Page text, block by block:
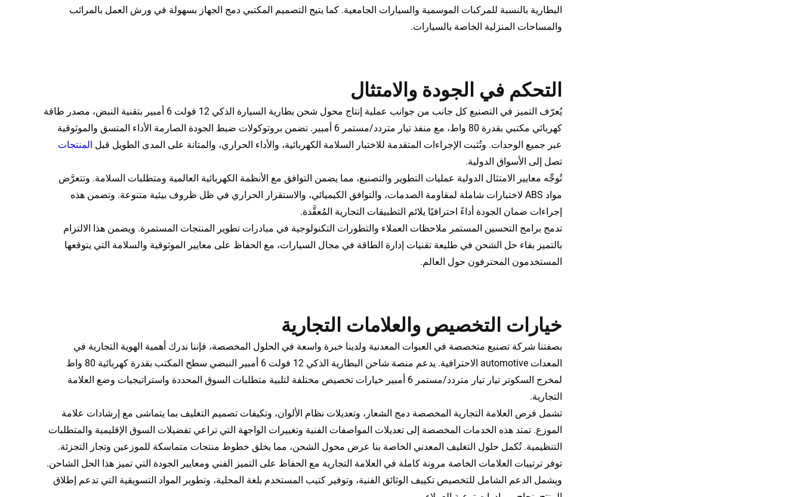
البطارية بالنسبة للمركبات الموسمية والسيارات الجامعية. كما يتيح التصميم المكتبي دمج الجهاز بسهولة في ورش العمل بالمرائب
والمساحات المنزلية الخاصة بالسيارات.
التحكم في الجودة والامتثال
يُعرّف التميز في التصنيع كل جانب من جوانب عملية إنتاج محول شحن بطارية السيارة الذكي 12 فولت 6 أمبير بتقنية النبض، مصدر طاقة
كهربائي مكتبي بقدرة 80 واط، مع منفذ تيار متردد/مستمر 6 أمبير. تضمن بروتوكولات ضبط الجودة الصارمة الأداء المتسق والموثوقية
عبر جميع الوحدات. وتُثبت الإجراءات المتقدمة للاختبار السلامة الكهربائية، والأداء الحراري، والمتانة على المدى الطويل قبل المنتجات
تصل إلى الأسواق الدولية.
تُوجِّه معايير الامتثال الدولية عمليات التطوير والتصنيع، مما يضمن التوافق مع الأنظمة الكهربائية العالمية ومتطلبات السلامة. وتتعرَّض
مواد ABS لاختبارات شاملة لمقاومة الصدمات، والتوافق الكيميائي، والاستقرار الحراري في ظل ظروف بيئية متنوعة. وتضمن هذه
إجراءات ضمان الجودة أداءً احترافيًا يلائم التطبيقات التجارية المُعقَّدة.
تدمج برامج التحسين المستمر ملاحظات العملاء والتطورات التكنولوجية في مبادرات تطوير المنتجات المستمرة. ويضمن هذا الالتزام
بالتميز بقاء حل الشحن في طليعة تقنيات إدارة الطاقة في مجال السيارات، مع الحفاظ على معايير الموثوقية والسلامة التي يتوقعها
المستخدمون المحترفون حول العالم.
خيارات التخصيص والعلامات التجارية
بصفتنا شركة تصنيع متخصصة في العبوات المعدنية ولدينا خبرة واسعة في الحلول المخصصة، فإننا ندرك أهمية الهوية التجارية في
المعدات automotive الاحترافية. يدعم منصة شاحن البطارية الذكي 12 فولت 6 أمبير النبضي سطح المكتب بقدرة كهربائية 80 واط
لمخرج السكوتر تيار تيار متردد/مستمر 6 أمبير خيارات تخصيص مختلفة لتلبية متطلبات السوق المحددة واستراتيجيات وضع العلامة
التجارية.
تشمل فرص العلامة التجارية المخصصة دمج الشعار، وتعديلات نظام الألوان، وتكيفات تصميم التغليف بما يتماشى مع إرشادات علامة
الموزع. تمتد هذه الخدمات المخصصة إلى تعديلات المواصفات الفنية وتغييرات الواجهة التي تراعي تفضيلات السوق الإقليمية والمتطلبات
التنظيمية. تُكمل حلول التغليف المعدني الخاصة بنا عرض محول الشحن، مما يخلق خطوط منتجات متماسكة للموزعين وتجار التجزئة.
توفر ترتيبات العلامات الخاصة مرونة كاملة في العلامة التجارية مع الحفاظ على التميز الفني ومعايير الجودة التي تميز هذا الحل الشاحن.
ويشمل الدعم الشامل للتخصيص تكييف الوثائق الفنية، وتوفير كتيب المستخدم بلغة المحلية، وتطوير المواد التسويقية التي تدعم إطلاق